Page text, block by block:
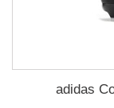
adidas